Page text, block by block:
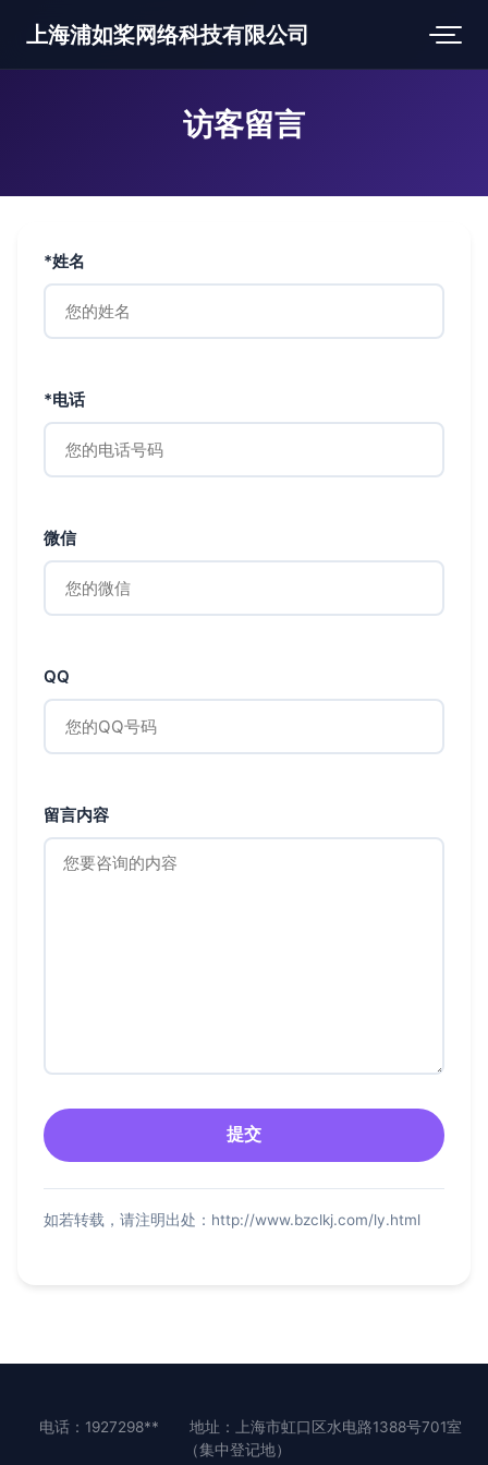
上海浦如桨网络科技有限公司
访客留言
*姓名
*电话
微信
QQ
留言内容
如若转载，请注明出处：http://www.bzclkj.com/ly.html
电话：1927298**
地址：上海市虹口区水电路1388号701室
（集中登记地）